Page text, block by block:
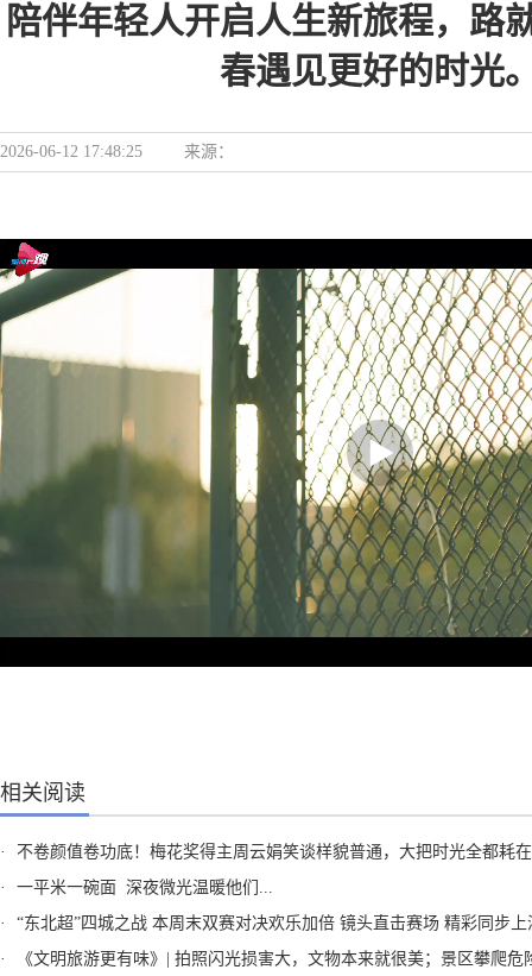
陪伴年轻人开启人生新旅程，路
春遇见更好的时光
2026-06-12 17:48:25 来源：
相关阅读
·
不卷颜值卷功底！梅花奖得主周云娟笑谈样貌普通，大把时光全都耗在排练
·
一平米一碗面 深夜微光温暖他们...
·
“东北超”四城之战 本周末双赛对决欢乐加倍 镜头直击赛场 精彩同步上
·
《文明旅游更有味》| 拍照闪光损害大，文物本来就很美；景区攀爬危险大，安全打卡记录美；爱护环境责任大，干净卫生才最